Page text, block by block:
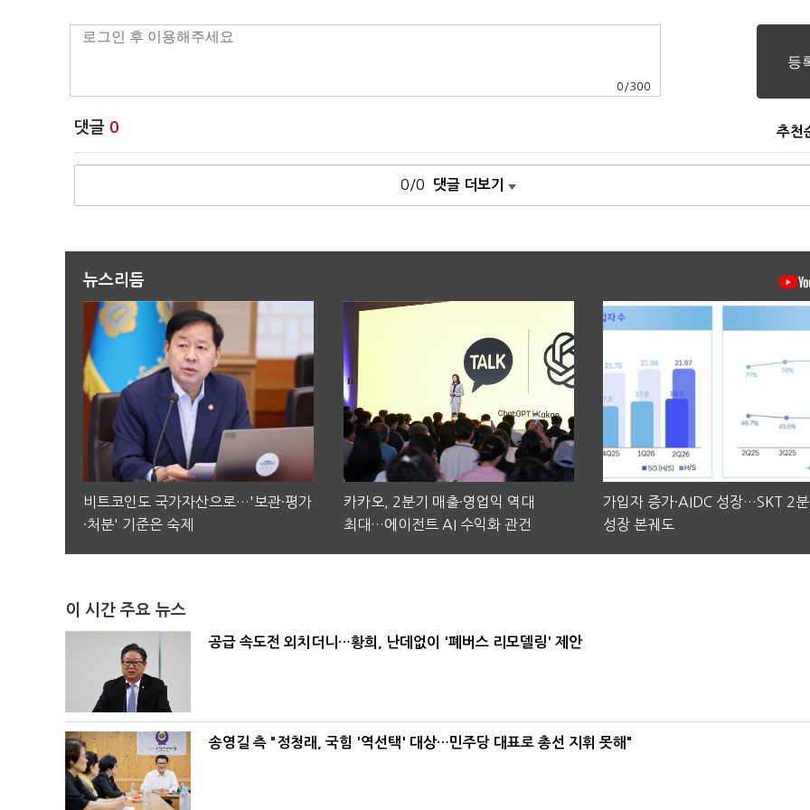
0 /300
댓글 0 추천
0/0 댓글 더보기
뉴스리듬
비트코인도 국가자산으로…'보관·평가
·처분' 기준은 숙제
카카오, 2분기 매출·영업익 역대
최대…에이전트 AI 수익화 관건
가입자 증가·AIDC 성장…SKT 2
성장 본궤도
이 시간 주요 뉴스
공급 속도전 외치더니…황희, 난데없이 '폐버스 리모델링' 제안
송영길 측 "정청래, 국힘 '역선택' 대상…민주당 대표로 총선 지휘 못해"